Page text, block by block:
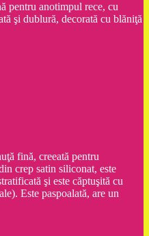
pentru anotimpul rece, cu
şi dublură, decorată cu blăniţă
fină, creeată pentru
crep satin siliconat, este
şi este căptuşită cu
Este paspoalată, are un